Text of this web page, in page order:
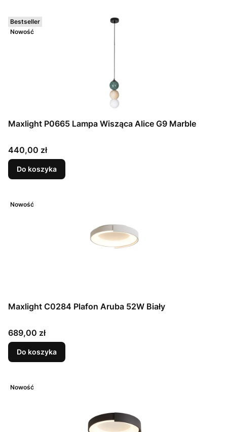
Bestseller
Nowość
Maxlight P0665 Lampa Wisząca Alice G9 Marble
Cena
440,00 zł
Do koszyka
Nowość
Maxlight C0284 Plafon Aruba 52W Biały
Cena
689,00 zł
Do koszyka
Nowość